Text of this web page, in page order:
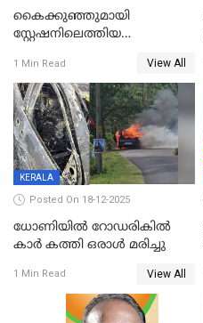
കൈക്കുഞ്ഞുമായി
സ്റ്റേഷനിലെത്തിയ
കരണത്തടിച്ചു; CC ടിവി
ദൃശ്യങ്ങൾ പുറത്ത്
1 Min Read View All
KERALA
Posted On 18-12-2025
ധോണിയിൽ റോഡരികിൽ
കാർ കത്തി ഒരാൾ മരിച്ചു
1 Min Read View All